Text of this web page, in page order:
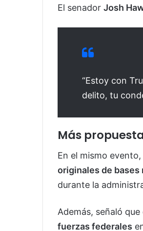
El senador Josh
“Estoy con
delito, tu
Más
En el mismo
originales de bases
durante la
Además, señaló que
fuerzas federales